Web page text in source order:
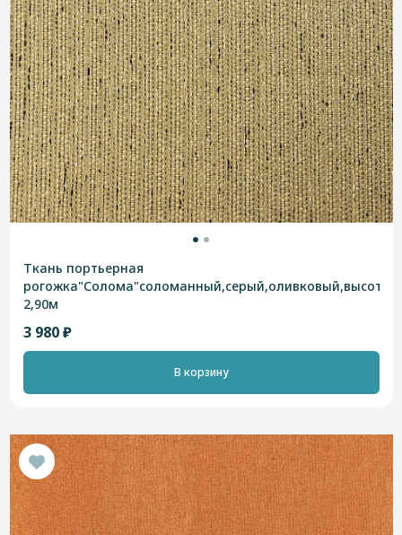
Ткань портьерная
2,90м
3 980 ₽
В корзину